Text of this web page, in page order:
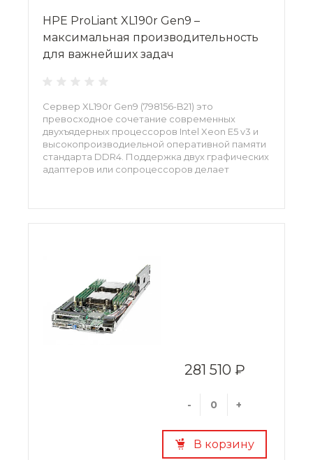
HPE ProLiant XL190r Gen9 –
максимальная производительность
для важнейших задач
Сервер XL190r Gen9 (798156-B21) это
превосходное сочетание современных
двухъядерных процессоров Intel Xeon E5 v3 и
высокопроизводиельной оперативной памяти
стандарта DDR4. Поддержка двух графических
адаптеров или сопроцессоров делает
281 510 ₽
- +
В корзину